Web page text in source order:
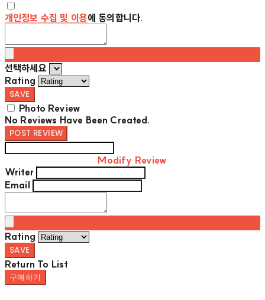
개인정보 수집 및 이용에 동의합니다.
선택하세요
Rating
SAVE
Photo Review
No Reviews Have Been Created.
POST REVIEW
Modify Review
Writer
Email
Rating
SAVE
Return To List
구매하기